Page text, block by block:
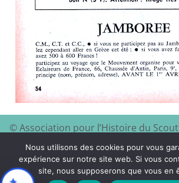
© Association pour l’Histoire du
– 2024 – Site à visiter :EEDF–
politique de
Nous utilisons des cookies pour vous
expérience sur notre site web. Si vous
site, nous supposerons que vous en